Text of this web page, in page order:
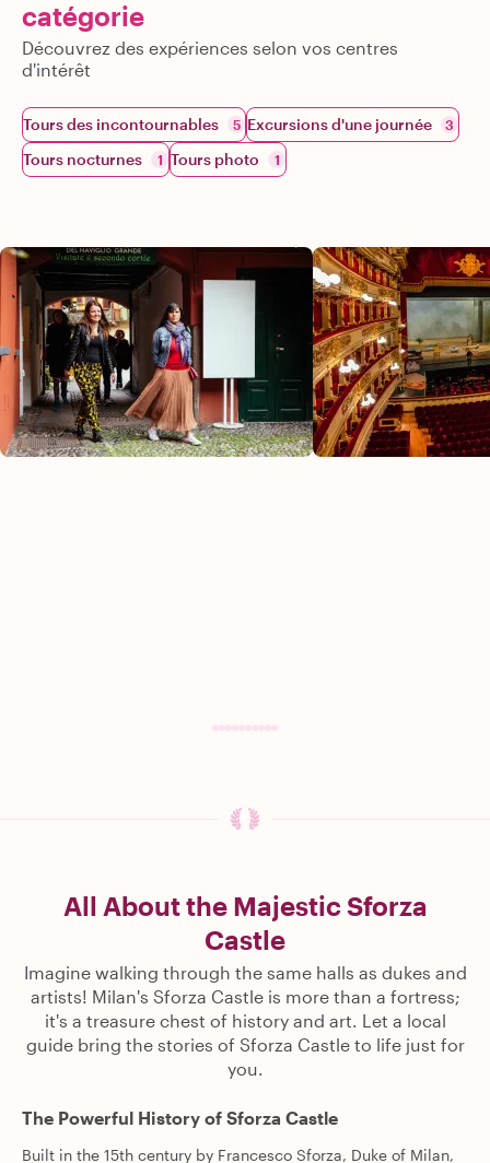
catégorie
Découvrez des expériences selon vos centres
d'intérêt
Tours des incontournables 5 Excursions d'une journée 3
Tours nocturnes 1 Tours photo 1
All About the Majestic Sforza
Castle
Imagine walking through the same halls as dukes and
artists! Milan's Sforza Castle is more than a fortress;
it's a treasure chest of history and art. Let a local
guide bring the stories of Sforza Castle to life just for
you.
The Powerful History of Sforza Castle
Built in the 15th century by Francesco Sforza, Duke of Milan,